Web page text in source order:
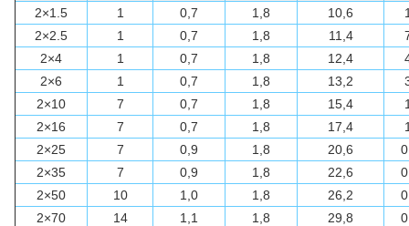
2×1.5
1 0,7 1,8 10,6
2×2.5
1 0,7 1,8 11,4
2×4
1 0,7 1,8 12,4
2×6
1 0,7 1,8 13,2
2×10
7 0,7 1,8 15,4
2×16
7 0,7 1,8 17,4
2×25
7 0,9 1,8 20,6
2×35
7 0,9 1,8 22,6
2×50
10 1,0 1,8 26,2
2×70
14 1,1 1,8 29,8